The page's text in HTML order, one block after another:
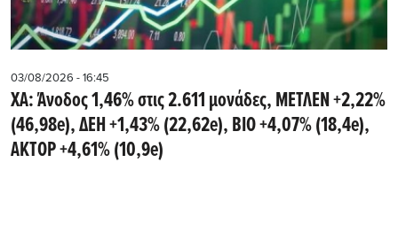
03/08/2026 - 16:45
ΧΑ: Άνοδος 1,46% στις 2.611 μονάδες, ΜΕΤΛΕΝ +2,22%
(46,98e), ΔΕΗ +1,43% (22,62e), ΒΙΟ +4,07% (18,4e),
ΑΚΤΟΡ +4,61% (10,9e)